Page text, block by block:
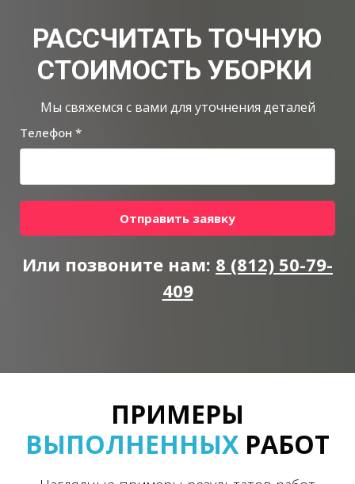
РАССЧИТАТЬ ТОЧНУЮ
СТОИМОСТЬ УБОРКИ
Мы свяжемся с вами для уточнения деталей
Телефон *
Отправить заявку
Или позвоните нам: 8 (812) 50-79-
409
ПРИМЕРЫ
ВЫПОЛНЕННЫХ РАБОТ